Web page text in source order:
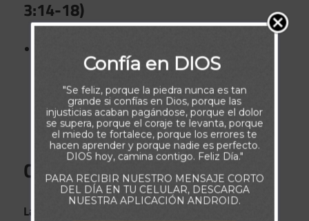
3:14-18)
● Booz le da provisión antes de irse.
● Ella regresa y cuenta todo a Noemí.
● Noemí le pide esperar con confianza.
● Booz resolverá la situación ese mismo día.
Conclusión final
La fe madura actúa con sabiduría, integridad y
Confía en DIOS
"Se feliz, porque la piedra nunca es tan
grande si confías en Dios, porque las
injusticias acaban pagándose, porque el dolor
se supera, porque el coraje te levanta, porque
el miedo te fortalece, porque los errores te
hacen aprender y porque nadie es perfecto.
DIOS hoy, camina contigo. Feliz Día."
PARA RECIBIR NUESTRO MENSAJE CORTO
DEL DÍA EN TU CELULAR, DESCARGA
NUESTRA APLICACIÓN ANDROID.